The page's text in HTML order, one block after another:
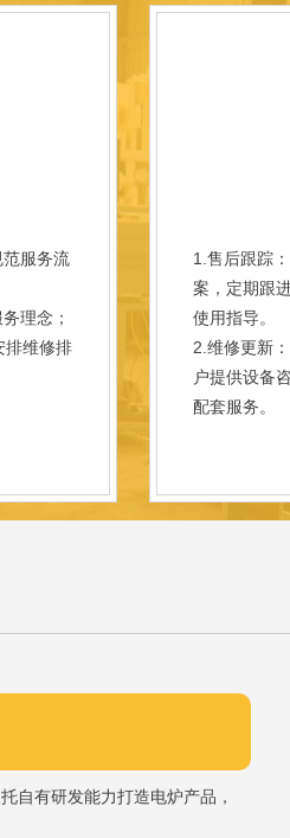
发展，实现科学化管理，我们以质
服务流
理念；
排维修排
1.售后跟踪
案，定期跟
使用指导。
2.维修更新
户提供设备
配套服务。
自有研发能力打造电炉产品，